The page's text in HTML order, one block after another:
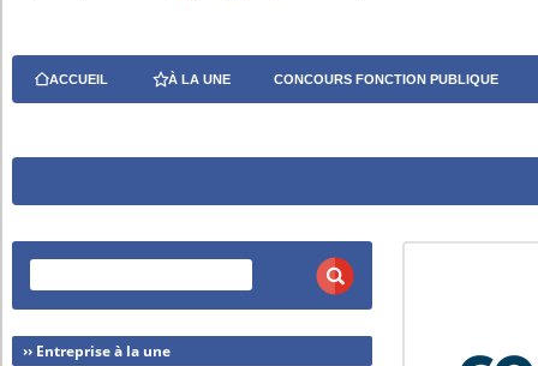
ACCUEIL À LA UNE CONCOURS FONCTION PUBLIQUE
›› Entreprise à la une